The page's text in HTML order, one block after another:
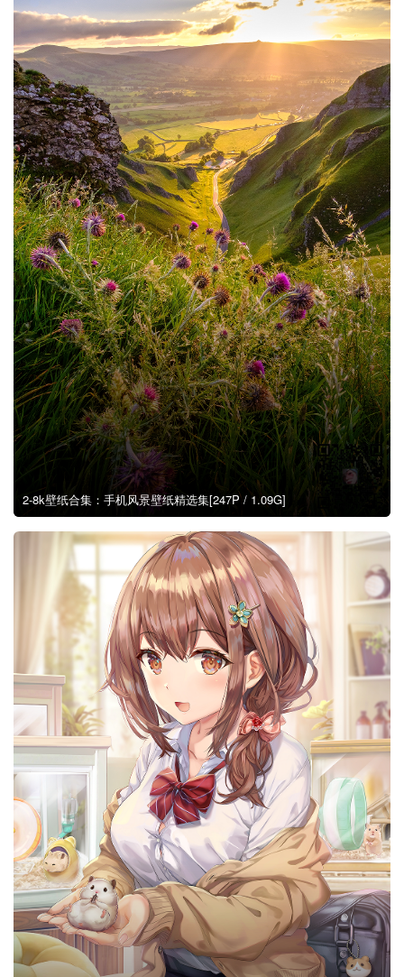
2-8k壁纸合集：手机风景壁纸精选集[247P / 1.09G]